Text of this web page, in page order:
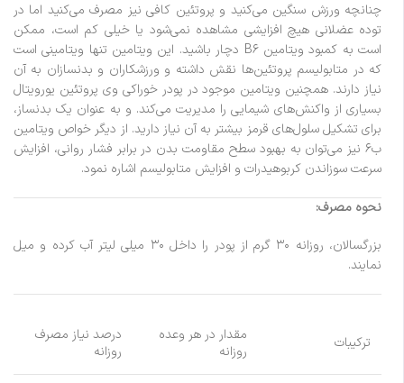
چنانچه ورزش سنگین می‌کنید و پروتئین کافی نیز مصرف می‌کنید اما در
توده عضلانی هیچ افزایشی مشاهده نمی‌شود یا خیلی کم است، ممکن
است به کمبود ویتامین B۶ دچار باشید. این ویتامین تنها ویتامینی است
که در متابولیسم پروتئین‌ها نقش داشته و ورزشکاران و بدنسازان به آن
نیاز دارند. همچنین ویتامین موجود در پودر خوراکی وی پروتئین یورویتال
بسیاری از واکنش‌های شیمایی را مدیریت می‌کند. و به عنوان یک بدنساز،
برای تشکیل سلول‌های قرمز بیشتر به آن نیاز دارید. از دیگر خواص ویتامین
ب۶ نیز می‌توان به بهبود سطح مقاومت بدن در برابر فشار روانی، افزایش
سرعت سوزاندن کربوهیدرات و افزایش متابولیسم اشاره نمود.
نحوه مصرف:
بزرگسالان، روزانه ۳۰ گرم از پودر را داخل ۳۰ میلی لیتر آب کرده و میل
نمایند.
ترکیبات
مقدار در هر وعده
روزانه
درصد نیاز مصرف
روزانه